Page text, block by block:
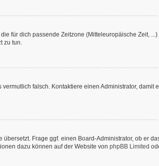
für dich passende Zeitzone (Mitteleuropäische Zeit,
zu tun.
falsch. Kontaktiere einen Administrator, damit
Frage ggf. einen Board-Administrator, ob er
dazu können auf der Website von phpBB Limited